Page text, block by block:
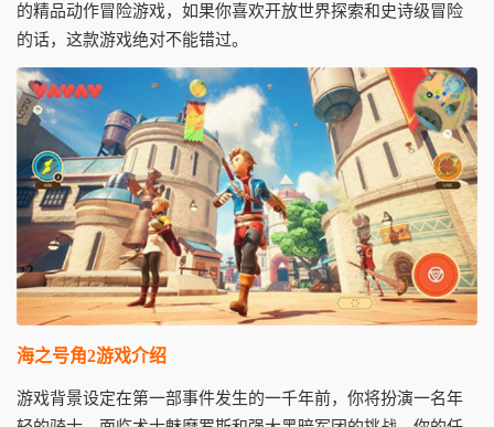
的精品动作冒险游戏，如果你喜欢开放世界探索和史诗级冒险
的话，这款游戏绝对不能错过。
海之号角2游戏介绍
游戏背景设定在第一部事件发生的一千年前，你将扮演一名年